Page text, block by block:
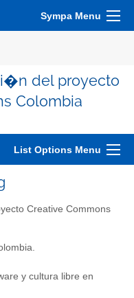
Sympa Menu
del proyecto
Colombia
List Options Menu
Creative Commons
y cultura libre en